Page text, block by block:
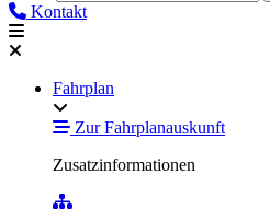
Kontakt
Fahrplan
Zur Fahrplanauskunft
Zusatzinformationen